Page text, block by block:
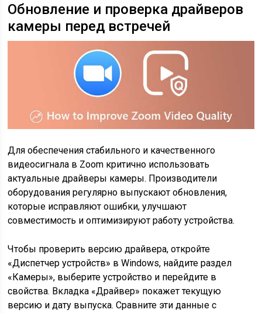
Обновление и проверка драйверов
камеры перед встречей
Для обеспечения стабильного и качественного
видеосигнала в Zoom критично использовать
актуальные драйверы камеры. Производители
оборудования регулярно выпускают обновления,
которые исправляют ошибки, улучшают
совместимость и оптимизируют работу устройства.
Чтобы проверить версию драйвера, откройте
«Диспетчер устройств» в Windows, найдите раздел
«Камеры», выберите устройство и перейдите в
свойства. Вкладка «Драйвер» покажет текущую
версию и дату выпуска. Сравните эти данные с